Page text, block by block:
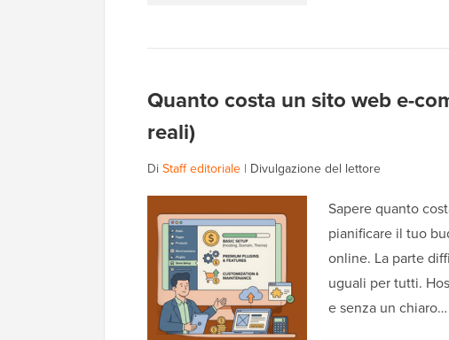
Quanto costa un sito web e-
reali)
Di Staff editoriale | Divulgazione del lettore
Sapere quanto
pianificare il tuo
online. La parte
uguali per tutti.
e senza un chiaro…